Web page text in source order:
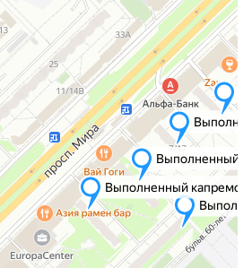
навигация, поиск мест